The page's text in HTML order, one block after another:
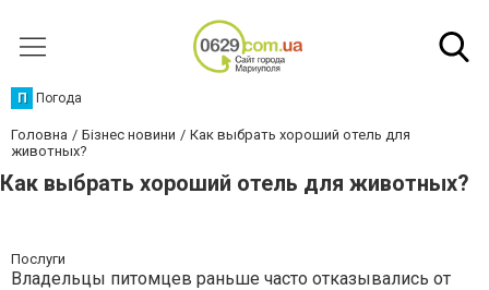
П Погода
Головна Бізнес новини
Как выбрать хороший отель для
животных?
Как выбрать хороший отель для животных?
Послуги
Владельцы питомцев раньше часто отказывались от